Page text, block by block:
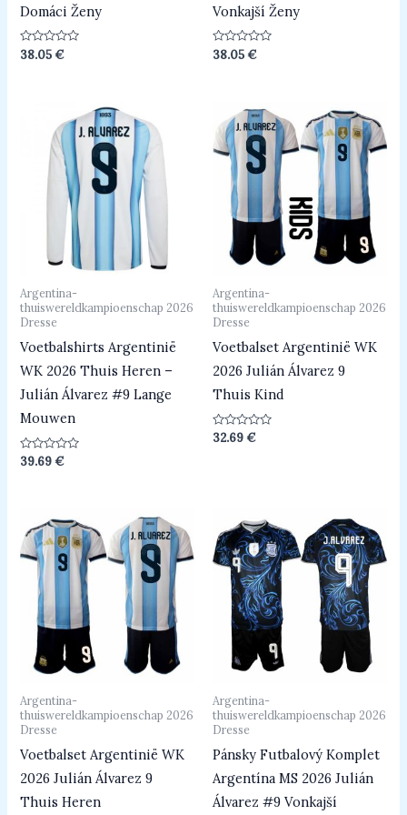
Domáci Ženy
Beoordeeld
0
38.05€
Vonkajší Ženy
Beoordeeld
0
38.05€
Argentina-
thuiswereldkampioenschap 2026
Dresse
Voetbalshirts Argentinië
WK 2026 Thuis Heren –
Julián Álvarez #9 Lange
Mouwen
Beoordeeld
39.69€
Argentina-
thuiswereldkampioenschap 2026
Dresse
Voetbalset Argentinië WK
2026 Julián Álvarez 9
Thuis Kind
Beoordeeld
32.69€
Argentina-
thuiswereldkampioenschap 2026
Dresse
Voetbalset Argentinië WK
2026 Julián Álvarez 9
Thuis Heren
Argentina-
thuiswereldkampioenschap 2026
Dresse
Pánsky Futbalový Komplet
Argentína MS 2026 Julián
Álvarez #9 Vonkajší